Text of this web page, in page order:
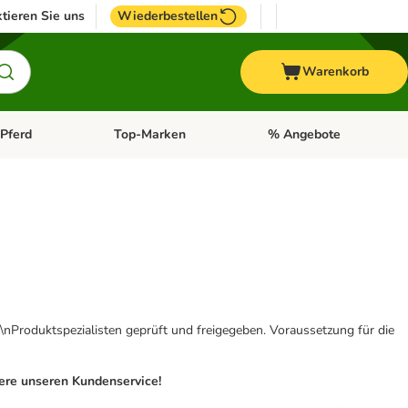
Sie uns Wiederbestellen
Warenkorb
Fisch Menü öffnen: Vogel
Pferd Kategorie-Menü öffnen: Pferd
Top-Marken Kategorie-Menü öffnen:
% Angebote
geprüft und freigegeben. Voraussetzung für die
unseren Kundenservice!